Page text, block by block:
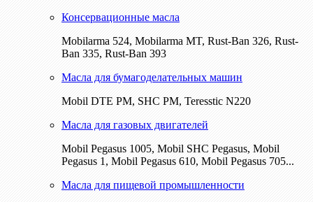
Консервационные масла
Mobilarma 524, Mobilarma MT, Rust-Ban 326, Rust-
Ban 335, Rust-Ban 393
Масла для бумагоделательных машин
Mobil DTE РМ, SHC PM, Teresstic N220
Масла для газовых двигателей
Mobil Pegasus 1005, Mobil SHC Pegasus, Mobil
Pegasus 1, Mobil Pegasus 610, Mobil Pegasus 705...
Масла для пищевой промышленности